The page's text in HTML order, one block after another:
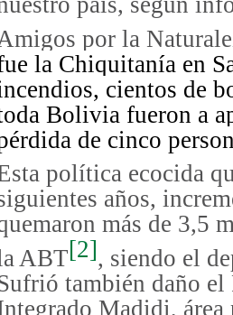
por la
la Chiquitanía en
cientos de
Bolivia fueron a
de cinco
política ecocida
años,
más de 3,5
ABT[2], siendo el
también daño
Madidi, área